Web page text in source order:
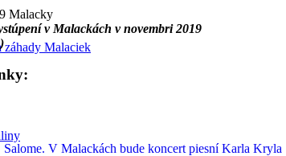
záhady Malaciek
v Malackách v novembri 2019
Salome. V Malackách bude koncert piesní Karla Kryla